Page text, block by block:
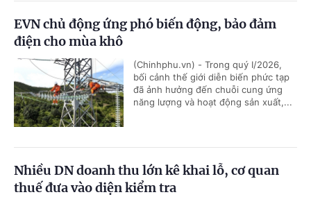
EVN chủ động ứng phó biến động, bảo đảm
điện cho mùa khô
(Chinhphu.vn) - Trong quý I/2026,
bối cảnh thế giới diễn biến phức tạp
đã ảnh hưởng đến chuỗi cung ứng
năng lượng và hoạt động sản xuất,...
Nhiều DN doanh thu lớn kê khai lỗ, cơ quan
thuế đưa vào diện kiểm tra